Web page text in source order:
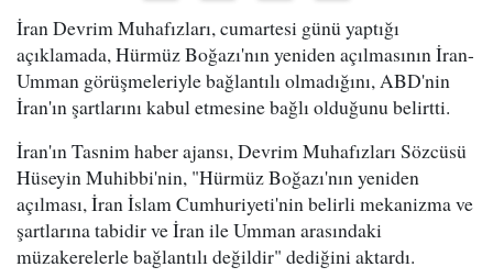
İran Devrim Muhafızları, cumartesi günü yaptığı
açıklamada, Hürmüz Boğazı'nın yeniden açılmasının İran-
Umman görüşmeleriyle bağlantılı olmadığını, ABD'nin
İran'ın şartlarını kabul etmesine bağlı olduğunu belirtti.
İran'ın Tasnim haber ajansı, Devrim Muhafızları Sözcüsü
Hüseyin Muhibbi'nin, "Hürmüz Boğazı'nın yeniden
açılması, İran İslam Cumhuriyeti'nin belirli mekanizma ve
şartlarına tabidir ve İran ile Umman arasındaki
müzakerelerle bağlantılı değildir" dediğini aktardı.